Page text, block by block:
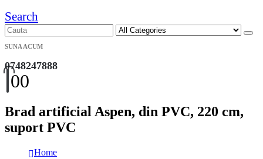
Search
SUNA ACUM
0748247888
00
Brad artificial Aspen, din PVC, 220 cm,
suport PVC
Home